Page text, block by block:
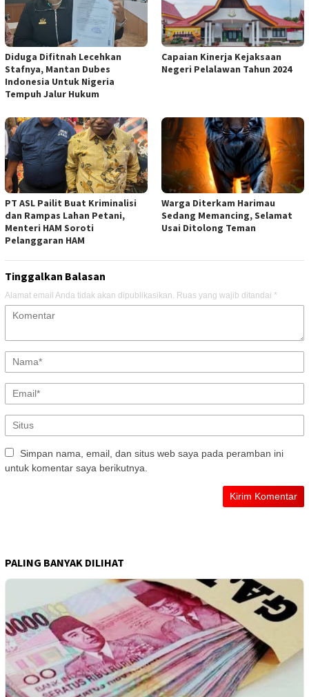
Diduga Difitnah Lecehkan
Stafnya, Mantan Dubes
Indonesia Untuk Nigeria
Tempuh Jalur Hukum
Capaian Kinerja Kejaksaan
Negeri Pelalawan Tahun 2024
PT ASL Pailit Buat Kriminalisi
dan Rampas Lahan Petani,
Menteri HAM Soroti
Pelanggaran HAM
Warga Diterkam Harimau
Sedang Memancing, Selamat
Usai Ditolong Teman
Tinggalkan Balasan
Alamat email Anda tidak akan dipublikasikan. Ruas yang wajib ditandai *
Simpan nama, email, dan situs web saya pada peramban ini
untuk komentar saya berikutnya.
PALING BANYAK DILIHAT